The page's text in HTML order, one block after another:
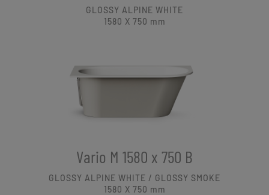
GLOSSY ALPINE WHITE
1580 X 750 mm
Vario M 1580 x 750 B
GLOSSY ALPINE WHITE / GLOSSY SMOKE
1580 X 750 mm